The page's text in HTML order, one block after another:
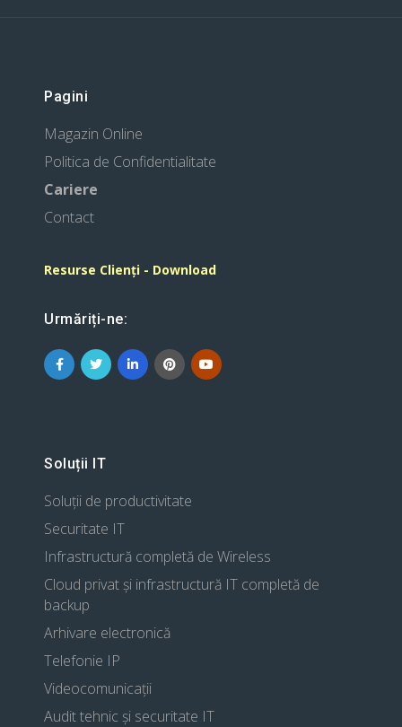
Pagini
Magazin Online
Politica de Confidentialitate
Cariere
Contact
Resurse Clienți - Download
Urmăriți-ne:
Soluții IT
Soluții de productivitate
Securitate IT
Infrastructură completă de Wireless
Cloud privat și infrastructură IT completă de
backup
Arhivare electronică
Telefonie IP
Videocomunicații
Audit tehnic și securitate IT